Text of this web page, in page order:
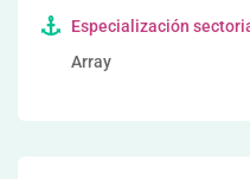
Especialización
Array